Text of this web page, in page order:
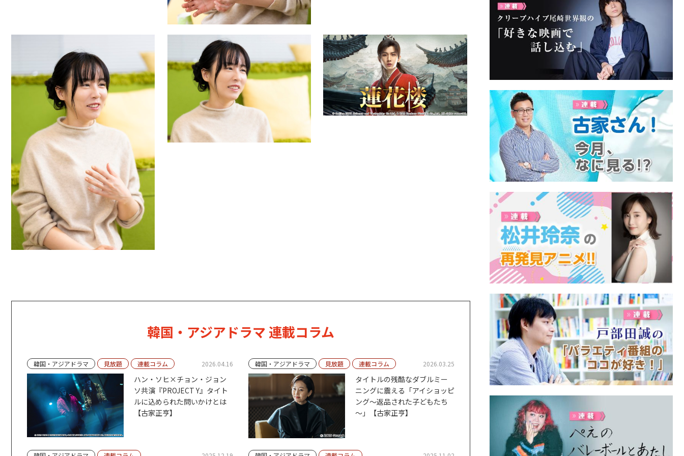
韓国・アジアドラマ 連載コラム
韓国・アジアドラマ 見放題 連載コラム 2026.04.16
ハン・ソヒ×チョン・ジョン
ソ共演『PROJECT Y』タイト
ルに込められた問いかけとは
【古家正亨】
韓国・アジアドラマ 見放題 連載コラム 2026.03.25
タイトルの残酷なダブルミー
ニングに震える「アイショッピ
ング～返品された子どもたち
～」【古家正亨】